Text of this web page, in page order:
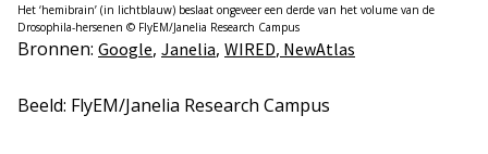
Het ‘hemibrain’ (in lichtblauw) beslaat ongeveer een derde van het volume van de
Drosophila-hersenen © FlyEM/Janelia Research Campus
Bronnen: Google, Janelia, WIRED, NewAtlas
Beeld: FlyEM/Janelia Research Campus